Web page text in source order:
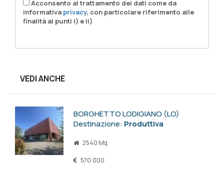
Acconsento al trattamento dei dati come da
informativa privacy, con particolare riferimento alle
finalità ai punti i) e ii)
VEDI ANCHE
BORGHETTO LODIGIANO (LO)
Destinazione: Produttiva
2540 Mq
570.000